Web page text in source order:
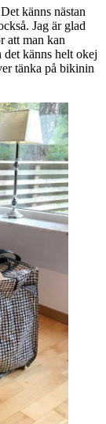
känns nästan
Jag är glad
att man kan
känns helt okej
tänka på bikinin